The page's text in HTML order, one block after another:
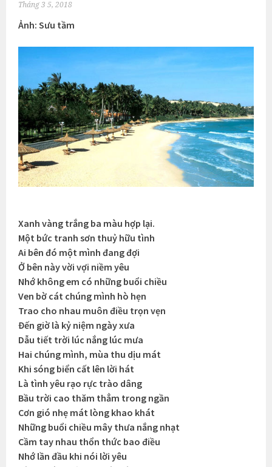
Tháng 3 5, 2018
Ảnh: Sưu tầm
Xanh vàng trắng ba màu hợp lại.
Một bức tranh sơn thuỷ hữu tình
Ai bên đó một mình đang đợi
Ở bên này vời vợi niềm yêu
Nhớ không em có những buổi chiều
Ven bờ cát chúng mình hò hẹn
Trao cho nhau muôn điều trọn vẹn
Đến giờ là kỷ niệm ngày xưa
Dẫu tiết trời lúc nắng lúc mưa
Hai chúng mình, mùa thu dịu mát
Khi sóng biển cất lên lời hát
Là tình yêu rạo rực trào dâng
Bầu trời cao thăm thẳm trong ngần
Cơn gió nhẹ mát lòng khao khát
Những buổi chiều mây thưa nắng nhạt
Cầm tay nhau thổn thức bao điều
Nhớ lần đầu khi nói lời yêu